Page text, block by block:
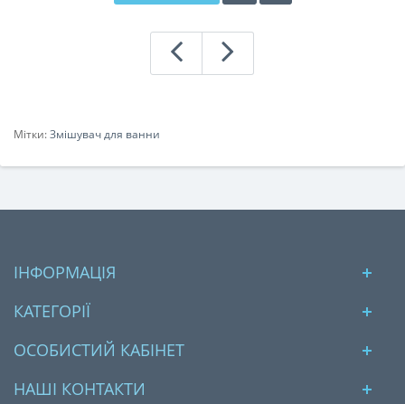
Мітки:Змішувач для ванни
ІНФОРМАЦІЯ
КАТЕГОРІЇ
ОСОБИСТИЙ КАБІНЕТ
НАШІ КОНТАКТИ